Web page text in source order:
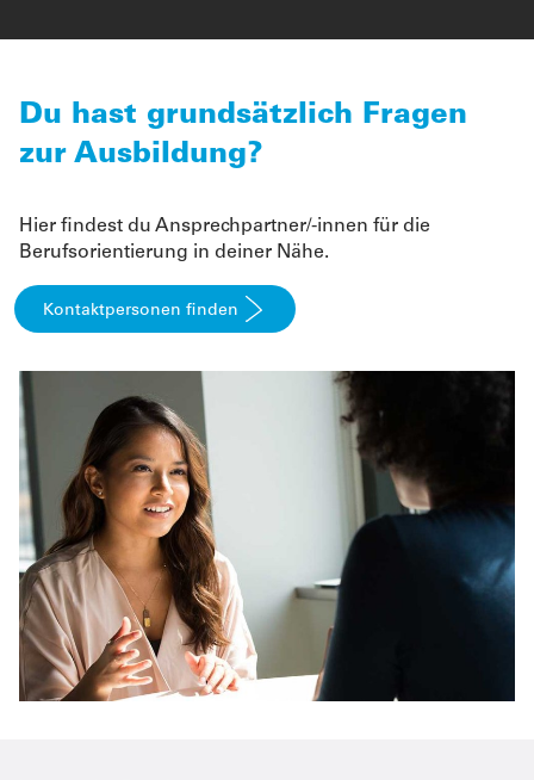
Du hast grundsätzlich Fragen
zur Ausbildung?
Hier findest du Ansprechpartner/-innen für die
Berufsorientierung in deiner Nähe.
Kontaktpersonen finden